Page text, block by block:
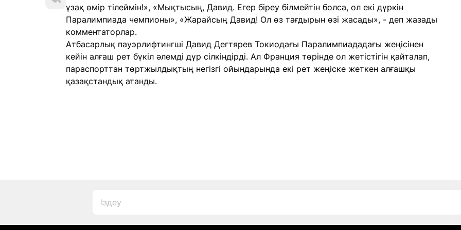
ұзақ өмір тілеймін!», «Мықтысың, Давид. Егер біреу білмейтін болса, ол екі дүркін
Паралимпиада чемпионы», «Жарайсың Давид! Ол өз тағдырын өзі жасады», - деп жазады
комментаторлар.
Атбасарлық пауэрлифтингші Давид Дегтярев Токиодағы Паралимпиададағы жеңісінен
кейін алғаш рет бүкіл әлемді дүр сілкіндірді. Ал Франция төрінде ол жетістігін қайталап,
параспорттан төртжылдықтың негізгі ойындарында екі рет жеңіске жеткен алғашқы
қазақстандық атанды.